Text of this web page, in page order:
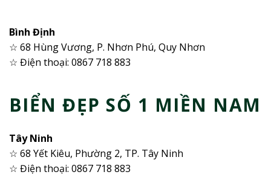
Bình Định
☆ 68 Hùng Vương, P. Nhơn Phú, Quy Nhơn
☆ Điện thoại: 0867 718 883
BIỂN ĐẸP SỐ 1 MIỀN NAM
Tây Ninh
☆ 68 Yết Kiêu, Phường 2, TP. Tây Ninh
☆ Điện thoại: 0867 718 883